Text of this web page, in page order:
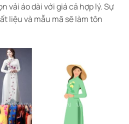
vải áo dài với giá cả hợp lý. Sự
liệu và mẫu mã sẽ làm tôn